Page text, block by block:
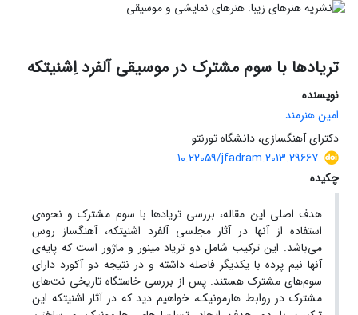
تریادها با سوم مشترک در موسیقی آلفرد اِشنیتکه
نویسنده
امین هنرمند
دکترای آهنگسازی، دانشگاه تورنتو
10.22059/jfadram.2013.29667
چکیده
هدف اصلی این مقاله، بررسی تریادها با سوم مشترک و نحوه‌ی
استفاده از آنها در آثار مجلسی آلفرد اشنیتکه، آهنگساز روس
می‌باشد. این ترکیب شامل دو تریاد مینور و ماژور است که پایه‌ی
آنها نیم پرده با یکدیگر فاصله داشته و در نتیجه دو آکورد دارای
سوم‌های مشترک هستند. پس از بررسی خاستگاه تاریخی نت‌های
مشترک در روابط هارمونیک، خواهیم دید که در آثار اشنیتکه این